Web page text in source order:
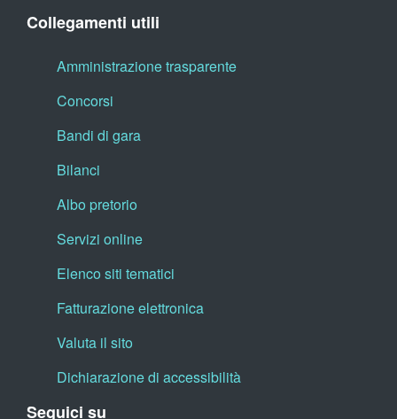
Collegamenti utili
Amministrazione trasparente
Concorsi
Bandi di gara
Bilanci
Albo pretorio
Servizi online
Elenco siti tematici
Fatturazione elettronica
Valuta il sito
Dichiarazione di accessibilità
Seguici su